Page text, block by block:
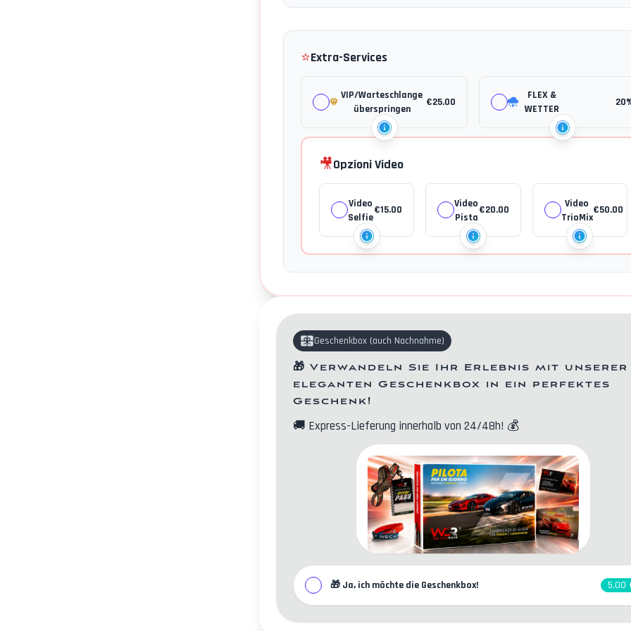
⭐Extra-Services
VIP/Warteschlange
überspringen
€25.00
FLEX &
WETTER
🎥Opzioni Video
Video
Selfie
€15.00
Video
Pista
€20.00
Video
TrioMix
€50.00
Geschenkbox (auch Nachnahme)
🎁 Verwandeln Sie Ihr Erlebnis mit unserer
eleganten Geschenkbox in ein perfektes
Geschenk!
🚚 Express-Lieferung innerhalb von 24/48h! 💰
🎁 Ja, ich möchte die Geschenkbox! 5,00